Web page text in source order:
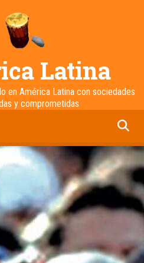
Latina
en América Latina con sociedades
y comprometidas